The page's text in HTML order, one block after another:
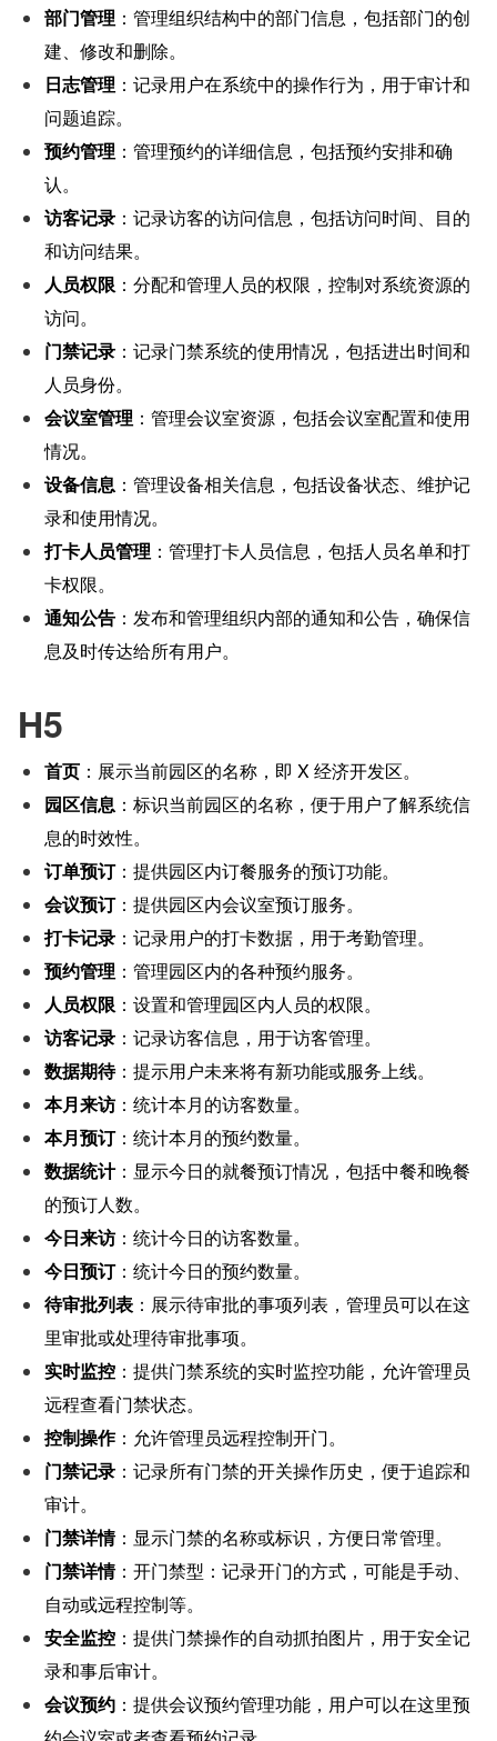
部门管理 ：管理组织结构中的部门信息，包括部门的创
建、修改和删除。
日志管理 ：记录用户在系统中的操作行为，用于审计和
问题追踪。
预约管理 ：管理预约的详细信息，包括预约安排和确
认。
访客记录 ：记录访客的访问信息，包括访问时间、目的
和访问结果。
人员权限 ：分配和管理人员的权限，控制对系统资源的
访问。
门禁记录 ：记录门禁系统的使用情况，包括进出时间和
人员身份。
会议室管理 ：管理会议室资源，包括会议室配置和使用
情况。
设备信息 ：管理设备相关信息，包括设备状态、维护记
录和使用情况。
打卡人员管理 ：管理打卡人员信息，包括人员名单和打
卡权限。
通知公告 ：发布和管理组织内部的通知和公告，确保信
息及时传达给所有用户。
H5
首页 ：展示当前园区的名称，即 X 经济开发区。
园区信息 ：标识当前园区的名称，便于用户了解系统信
息的时效性。
订单预订：提供园区内订餐服务的预订功能。
会议预订：提供园区内会议室预订服务。
打卡记录 ：记录用户的打卡数据，用于考勤管理。
预约管理 ：管理园区内的各种预约服务。
人员权限 ：设置和管理园区内人员的权限。
访客记录 ：记录访客信息，用于访客管理。
数据期待：提示用户未来将有新功能或服务上线。
本月来访：统计本月的访客数量。
本月预订：统计本月的预约数量。
数据统计：显示今日的就餐预订情况，包括中餐和晚餐
的预订人数。
今日来访：统计今日的访客数量。
今日预订：统计今日的预约数量。
待审批列表 ：展示待审批的事项列表，管理员可以在这
里审批或处理待审批事项。
实时监控 ：提供门禁系统的实时监控功能，允许管理员
远程查看门禁状态。
控制操作：允许管理员远程控制开门。
门禁记录 ：记录所有门禁的开关操作历史，便于追踪和
审计。
门禁详情：显示门禁的名称或标识，方便日常管理。
门禁详情：开门禁型：记录开门的方式，可能是手动、
自动或远程控制等。
安全监控 ：提供门禁操作的自动抓拍图片，用于安全记
录和事后审计。
会议预约 ：提供会议预约管理功能，用户可以在这里预